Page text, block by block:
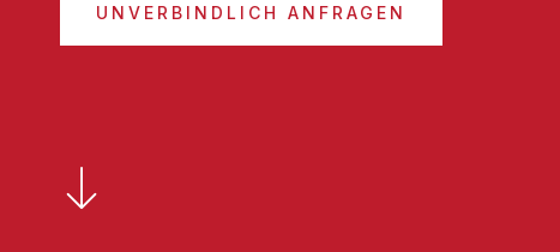
UNVERBINDLICH ANFRAGEN